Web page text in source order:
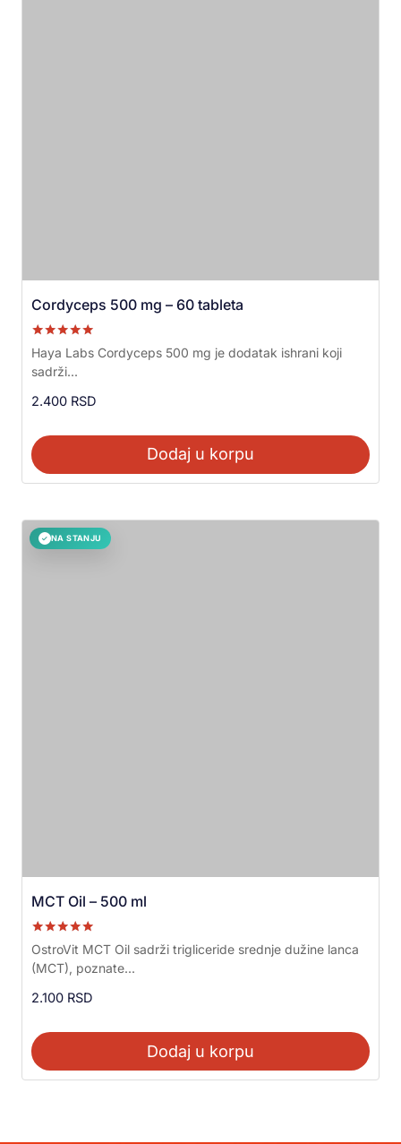
Cordyceps 500 mg – 60 tableta
Ocenjeno sa
5.00
od 5
Haya Labs Cordyceps 500 mg je dodatak ishrani koji
sadrži...
2.400 RSD
Dodaj u korpu
✓ NA STANJU
MCT Oil – 500 ml
Ocenjeno sa
5.00
od 5
OstroVit MCT Oil sadrži trigliceride srednje dužine lanca
(MCT), poznate...
2.100 RSD
Dodaj u korpu